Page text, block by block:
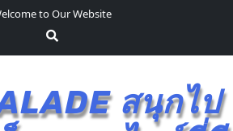
to Our Website
สนุกไป